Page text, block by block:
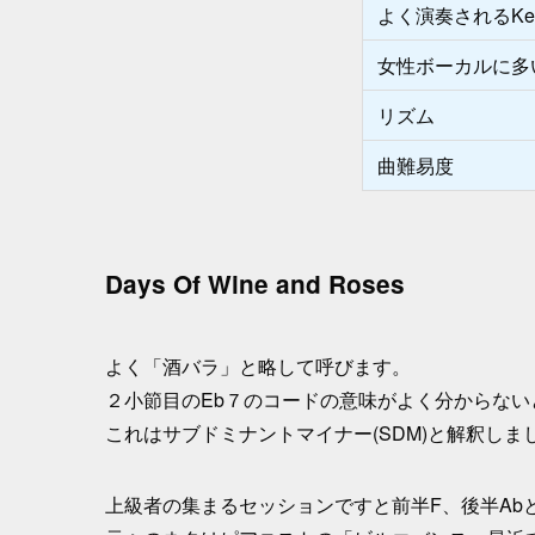
よく演奏される
女性ボーカルに
リズム
曲難易度
Days Of Wine and Roses
よく「酒バラ」と略して呼びます。
２小節目のEb７のコードの意味がよく分からな
これはサブドミナントマイナー(SDM)と解釈しま
上級者の集まるセッションですと前半F、後半